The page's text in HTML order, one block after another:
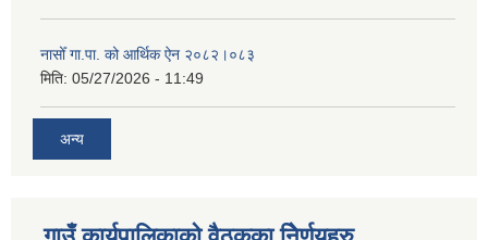
नासोँ गा.पा. को आर्थिक ऐन २०८२।०८३
मिति: 05/27/2026 - 11:49
अन्य